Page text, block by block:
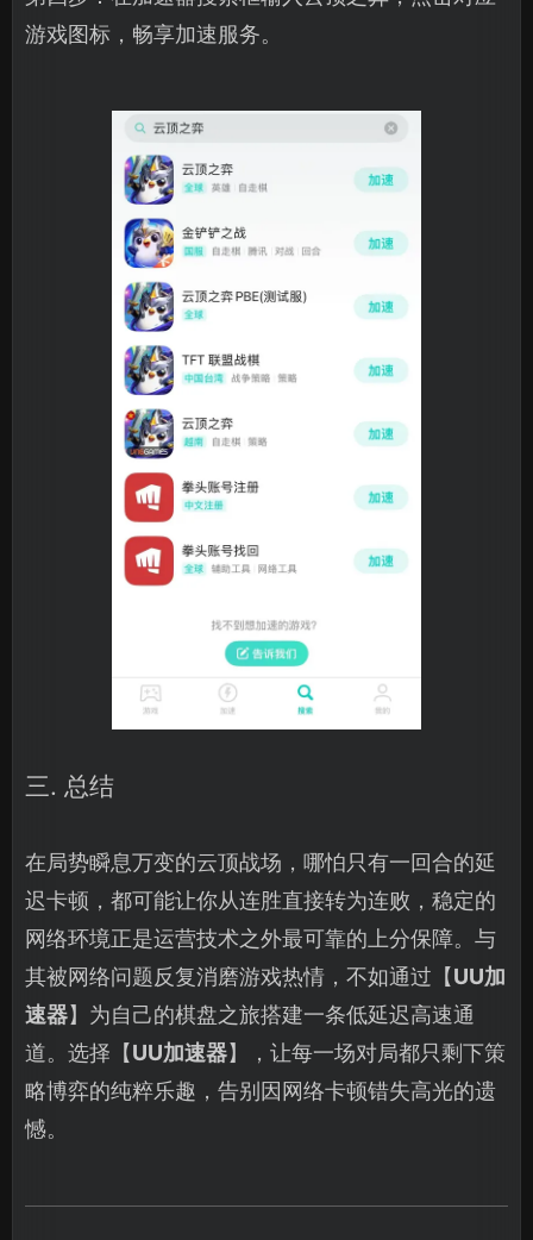
游戏图标，畅享加速服务。
三. 总结
在局势瞬息万变的云顶战场，哪怕只有一回合的延
迟卡顿，都可能让你从连胜直接转为连败，稳定的
网络环境正是运营技术之外最可靠的上分保障。与
其被网络问题反复消磨游戏热情，不如通过【UU加
速器】为自己的棋盘之旅搭建一条低延迟高速通
道。选择【UU加速器】，让每一场对局都只剩下策
略博弈的纯粹乐趣，告别因网络卡顿错失高光的遗
憾。